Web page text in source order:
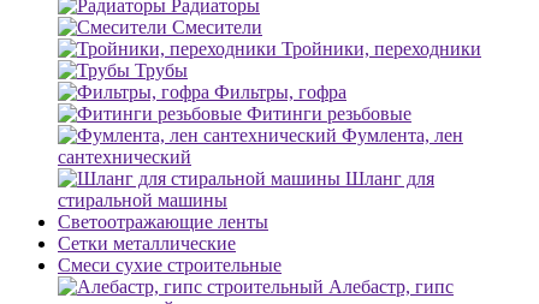
Радиаторы
Смесители
Тройники, переходники
Трубы
Фильтры, гофра
Фитинги резьбовые
Фумлента, лен
сантехнический
Шланг для
стиральной машины
Светоотражающие ленты
Сетки металлические
Смеси сухие строительные
Алебастр, гипс